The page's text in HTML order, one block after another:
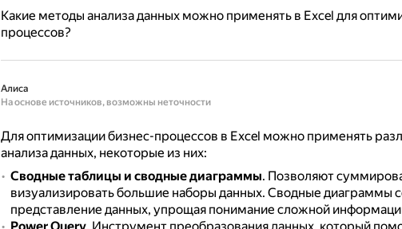
Какие методы анализа данных можно применять в Excel для
процессов?
Алиса
На основе источников, возможны неточности
Для оптимизации бизнес-процессов в Excel можно применять
анализа данных, некоторые из них:
Сводные таблицы и сводные диаграммы. Позволяют
визуализировать большие наборы данных. Сводные диаграммы
представление данных, упрощая понимание сложной